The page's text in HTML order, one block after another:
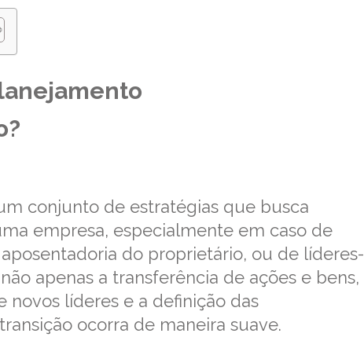
conjunto de estratégias que busca
empresa, especialmente em caso de
do proprietário, ou de líderes-
apenas a transferência de ações e bens,
novos líderes e a definição das
ocorra de maneira suave.